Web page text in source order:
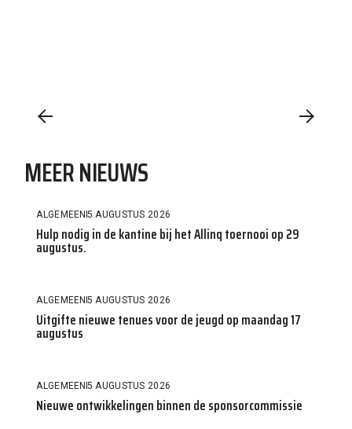
MEER NIEUWS
ALGEMEEN5 AUGUSTUS 2026
Hulp nodig in de kantine bij het Allinq toernooi op 29
augustus.
ALGEMEEN5 AUGUSTUS 2026
Uitgifte nieuwe tenues voor de jeugd op maandag 17
augustus
ALGEMEEN5 AUGUSTUS 2026
Nieuwe ontwikkelingen binnen de sponsorcommissie